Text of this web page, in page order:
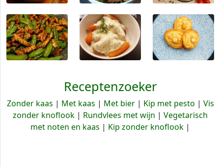
Receptenzoeker
Zonder kaas | Met kaas | Met bier | Kip met pesto | Vis
zonder knoflook | Rundvlees met wijn | Vegetarisch
met noten en kaas | Kip zonder knoflook |